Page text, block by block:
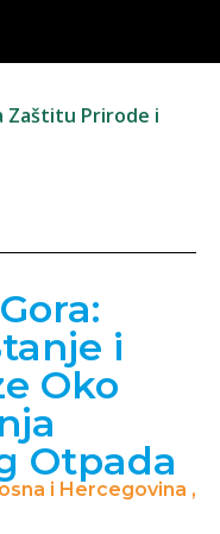
Zaštitu Prirode i
i
Oko
Otpada
i Hercegovina ,